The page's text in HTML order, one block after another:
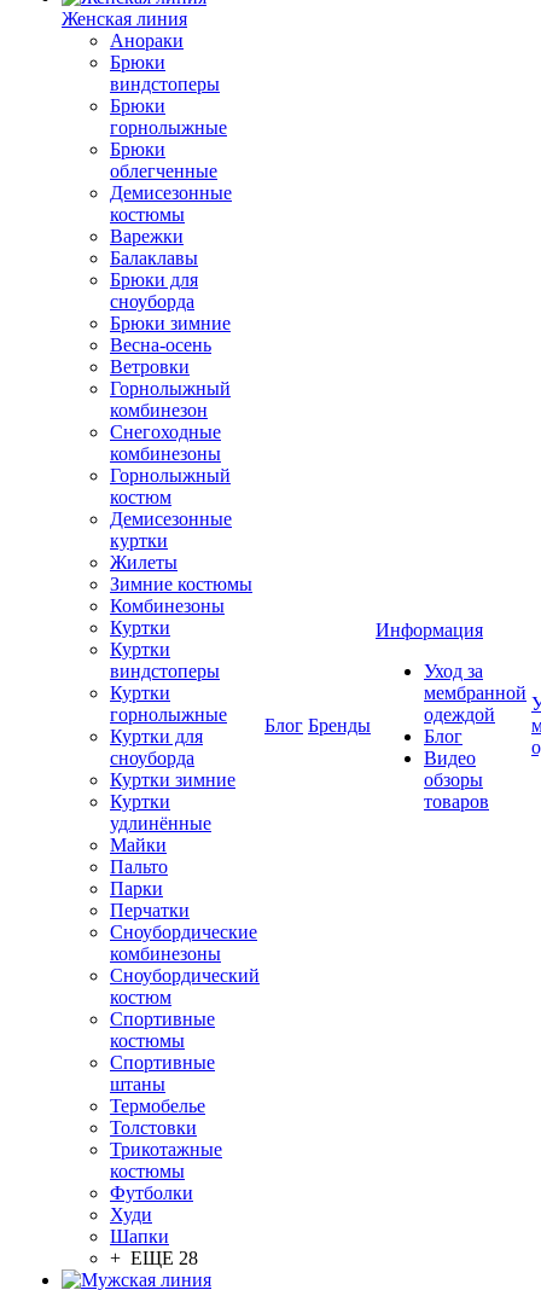
Женская линия
Анораки
Брюки
виндстоперы
Брюки
горнолыжные
Брюки
облегченные
Демисезонные
костюмы
Варежки
Балаклавы
Брюки для
сноуборда
Брюки зимние
Весна-осень
Ветровки
Горнолыжный
комбинезон
Снегоходные
комбинезоны
Горнолыжный
костюм
Демисезонные
куртки
Жилеты
Зимние костюмы
Комбинезоны
Куртки
Куртки
виндстоперы
Куртки
горнолыжные
Куртки для
сноуборда
Куртки зимние
Куртки
удлинённые
Майки
Пальто
Парки
Перчатки
Сноубордические
комбинезоны
Сноубордический
костюм
Спортивные
костюмы
Спортивные
штаны
Термобелье
Толстовки
Трикотажные
костюмы
Футболки
Худи
Шапки
+ ЕЩЕ 28
Блог Бренды
Информация
Уход за
мембранной
одеждой
Блог
Видео
обзоры
товаров